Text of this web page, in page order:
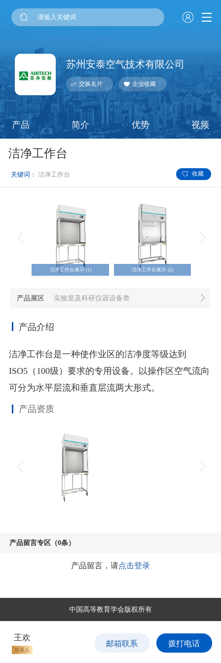
苏州安泰空气技术有限公司
交换名片 企业收藏
产品 简介 优势 视频
洁净工作台
关键词： 洁净工作台 收藏
洁净工作台展示 (1) 洁净工作台展示 (2)
产品展区 实验室及科研仪器设备类
产品介绍
洁净工作台是一种使作业区的洁净度等级达到
ISO5（100级）要求的专用设备。以操作区空气流向
可分为水平层流和垂直层流两大形式。
产品资质
产品留言专区（0条）
产品留言，请点击登录
王欢
邮箱联系 拨打电话
中国高等教育学会版权所有